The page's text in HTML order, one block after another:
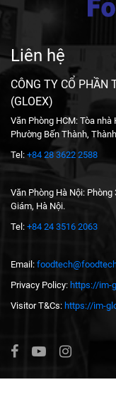
Liên hệ
CÔNG TY CỔ PHẦN
(GLOEX)
Văn Phòng HCM: Tòa
Phường Bến Thành,
Tel: +84 28 3622 2588
Văn Phòng Hà Nội:
Giám, Hà Nội.
Tel: +84 24 3516 2063
Email:
Privacy Policy: https://im-
Visitor T&Cs: https://im-